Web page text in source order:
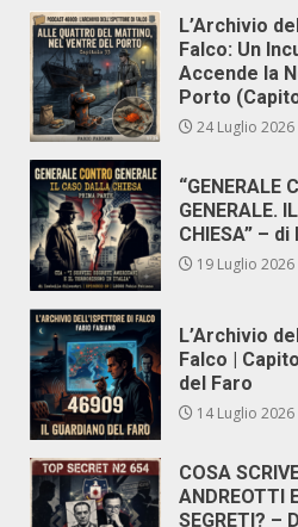
L’Archivio
Falco: Un
Accende la
Porto
24 Luglio 2026
“GENERALE
GENERALE.
CHIESA” –
19 Luglio 2026
L’Archivio
Falco |
del Faro
14 Luglio 2026
COSA
ANDREOTTI
SEGRETI? –